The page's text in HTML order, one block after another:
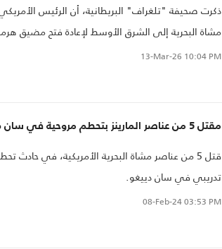
ذكرت صحيفة "تلغراف" البريطانية، أن الرئيس
مشاة البحرية إلى الشرق الأوسط لإعادة فتح مضيق
13-Mar-26 10:04 PM
مقتل 5 من عناصر المارينز بتحطم مروحية في سان دييغو
قتل 5 من عناصر مشاة البحرية الأمريكية، في حادث
تدريبي في سان دييغو.
08-Feb-2403:53 PM